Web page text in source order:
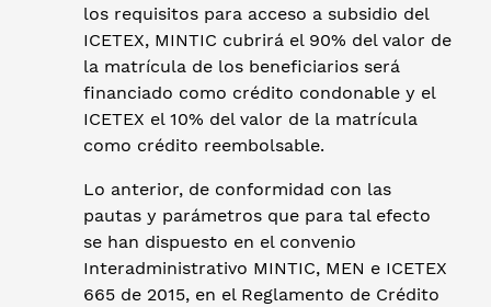
los requisitos para acceso a subsidio del
ICETEX, MINTIC cubrirá el 90% del valor de
la matrícula de los beneficiarios será
financiado como crédito condonable y el
ICETEX el 10% del valor de la matrícula
como crédito reembolsable.
Lo anterior, de conformidad con las
pautas y parámetros que para tal efecto
se han dispuesto en el convenio
Interadministrativo MINTIC, MEN e ICETEX
665 de 2015, en el Reglamento de Crédito